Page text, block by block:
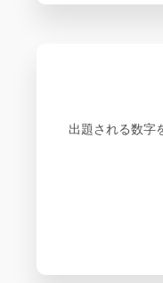
出題される数字